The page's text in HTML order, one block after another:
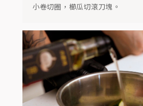
小卷切圈，櫛瓜切滾刀塊。